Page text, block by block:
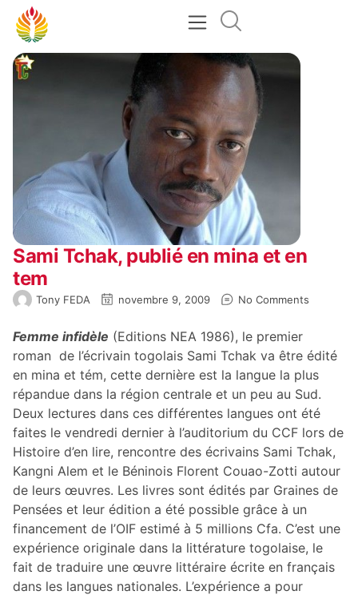
Sami Tchak, publié en mina et en
tem
Tony FEDA novembre 9, 2009 No Comments
Femme infidèle (Editions NEA 1986), le premier
roman de l’écrivain togolais Sami Tchak va être édité
en mina et tém, cette dernière est la langue la plus
répandue dans la région centrale et un peu au Sud.
Deux lectures dans ces différentes langues ont été
faites le vendredi dernier à l’auditorium du CCF lors de
Histoire d’en lire, rencontre des écrivains Sami Tchak,
Kangni Alem et le Béninois Florent Couao-Zotti autour
de leurs œuvres. Les livres sont édités par Graines de
Pensées et leur édition a été possible grâce à un
financement de l’OIF estimé à 5 millions Cfa. C’est une
expérience originale dans la littérature togolaise, le
fait de traduire une œuvre littéraire écrite en français
dans les langues nationales. L’expérience a pour